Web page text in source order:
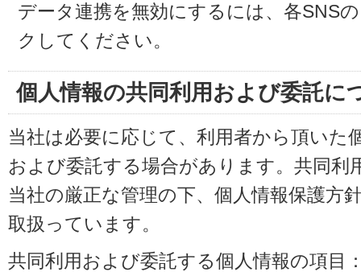
データ連携を無効にするには、各SNS
クしてください。
個人情報の共同利用および委託に
当社は必要に応じて、利用者から頂いた
および委託する場合があります。共同利
当社の厳正な管理の下、個人情報保護方
取扱っています。
共同利用および委託する個人情報の項目